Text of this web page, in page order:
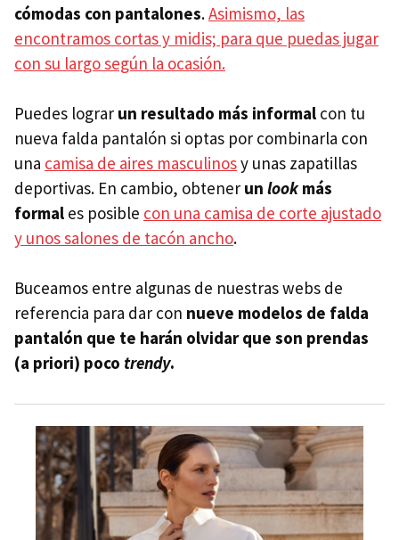
cómodas con pantalones.Asimismo, las
encontramos cortas y midis; para que puedas jugar
con su largo según la ocasión.
Puedes lograr un resultado más informal con tu
nueva falda pantalón si optas por combinarla con
una camisa de aires masculinosy unas zapatillas
deportivas. En cambio, obtener un lookmás
formal es posible con una camisa de corte ajustado
y unos salones de tacón ancho.
Buceamos entre algunas de nuestras webs de
referencia para dar con nueve modelos de falda
pantalón que te harán olvidar que son prendas
(a priori) poco trendy.